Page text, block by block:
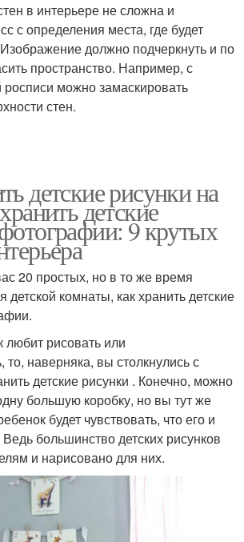
в интерьере не сложна и
с определения места, где будет
должно подчеркнуть и по
пространство. Например, с
можно замаскировать
стен.
детские рисунки на
детские
9 крутых
20 простых, но в то же время
детской комнаты, как хранить детские
рисовать или
наверняка, вы столкнулись с
детские рисунки . Конечно, можно
большую коробку, но вы тут же
будет чувствовать, что его и
Ведь большинство детских рисунков
и нарисовано для них.